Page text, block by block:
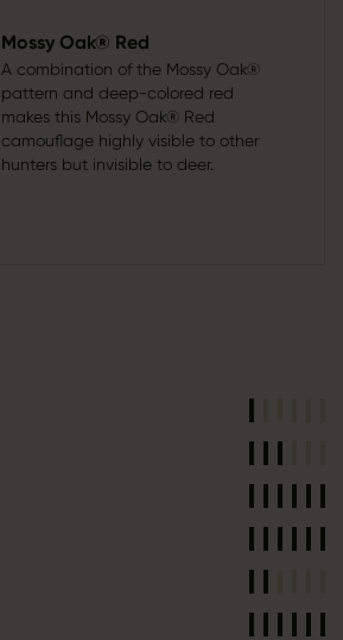
Mossy Oak® Red
A combination of the Mossy Oak®
pattern and deep-colored red
makes this Mossy Oak® Red
camouflage highly visible to other
hunters but invisible to deer.